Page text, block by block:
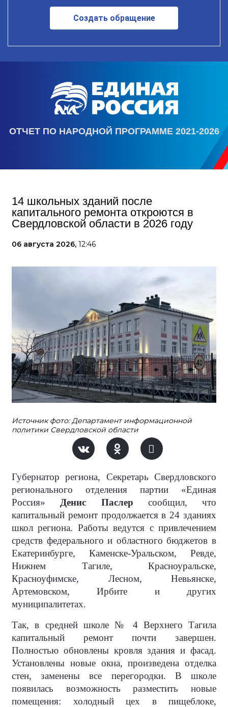
Создать обращение
ОТЧЕТ ПО НАРОДНОЙ ПРОГРАММЕ 2021-2026
14 школьных зданий после
капитального ремонта откроются в
Свердловской области в 2026 году
06 августа 2026, 12:46
Источник фото: Департамент информационной
политики Свердловской области
Губернатор региона, Секретарь Свердловского
регионального отделения партии «Единая
Россия» Денис Паслер сообщил, что
капитальный ремонт продолжается в 24 зданиях
школ региона. Работы ведутся с привлечением
средств федерального и областного бюджетов в
Екатеринбурге, Каменске-Уральском, Ревде,
Нижнем Тагиле, Красноуральске,
Красноуфимске, Лесном, Невьянске,
Артемовском, Ирбите и других
муниципалитетах.
Так, в средней школе № 4 Верхнего Тагила
капитальный ремонт почти завершен.
Полностью обновлены кровля здания и фасад.
Установлены новые окна, произведена отделка
стен, заменены все перегородки. В школе
появилась возможность разместить новые
помещения: холодный цех в пищеблоке,